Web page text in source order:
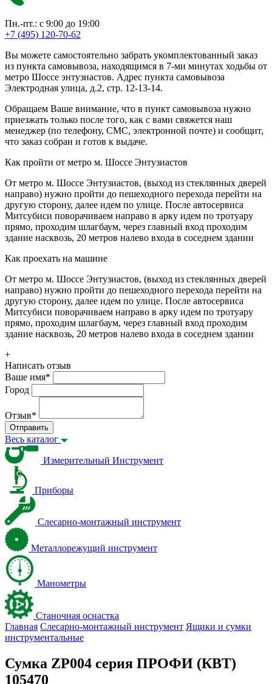
Пн.-пт.: с 9:00 до 19:00
+7 (495) 120-70-62
Вы можете самостоятельно забрать укомплектованный заказ
из пункта самовывоза, находящимся в 7-ми минутах ходьбы от
метро Шоссе энтузиастов. Адрес пункта самовывоза
Электродная улица, д.2, стр. 12-13-14.
Обращаем Ваше внимание, что в пункт самовывоза нужно
приезжать только после того, как с вами свяжется наш
менеджер (по телефону, СМС, электронной почте) и сообщит,
что заказ собран и готов к выдаче.
Как пройти от метро м. Шоссе Энтузиастов
От метро м. Шоссе Энтузиастов, (выход из стеклянных дверей
направо) нужно пройти до пешеходного перехода перейти на
другую сторону, далее идем по улице. После автосервиса
Митсубиси поворачиваем направо в арку идем по тротуару
прямо, проходим шлагбаум, через главный вход проходим
здание насквозь, 20 метров налево входа в соседнем здании
Как проехать на машине
От метро м. Шоссе Энтузиастов, (выход из стеклянных дверей
направо) нужно пройти до пешеходного перехода перейти на
другую сторону, далее идем по улице. После автосервиса
Митсубиси поворачиваем направо в арку идем по тротуару
прямо, проходим шлагбаум, через главный вход проходим
здание насквозь, 20 метров налево входа в соседнем здании
+
Написать отзыв
Ваше имя*
Город
Отзыв*
Отправить
Весь каталог
Измерительный Инструмент
Приборы
Слесарно-монтажный инструмент
Металлорежущий инструмент
Манометры
Станочная оснастка
Главная Слесарно-монтажный инструмент Ящики и сумки
инструментальные
Сумка ZP004 серия ПРОФИ (КВТ)
105470